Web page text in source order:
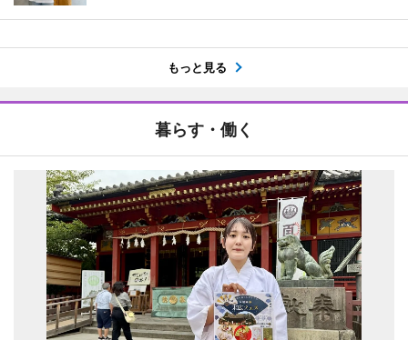
もっと見る
暮らす・働く